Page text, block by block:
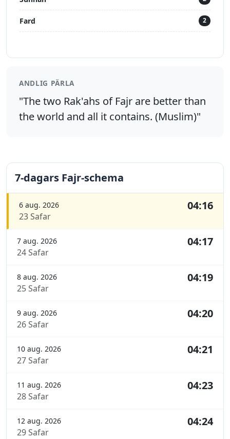
Fard 2
ANDLIG PÄRLA
"The two Rak'ahs of Fajr are better than
the world and all it contains. (Muslim)"
7-dagars Fajr-schema
6 aug. 2026
23 Safar
04:16
7 aug. 2026
24 Safar
04:17
8 aug. 2026
25 Safar
04:19
9 aug. 2026
26 Safar
04:20
10 aug. 2026
27 Safar
04:21
11 aug. 2026
28 Safar
04:23
12 aug. 2026
29 Safar
04:24